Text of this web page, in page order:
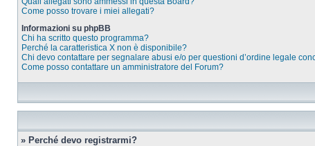
Come posso trovare i miei allegati?
Informazioni su phpBB
Chi ha scritto questo programma?
Perché la caratteristica X non è disponibile?
Chi devo contattare per segnalare abusi e/o per questioni d’ordine legale
Come posso contattare un amministratore del Forum?
» Perché devo registrarmi?